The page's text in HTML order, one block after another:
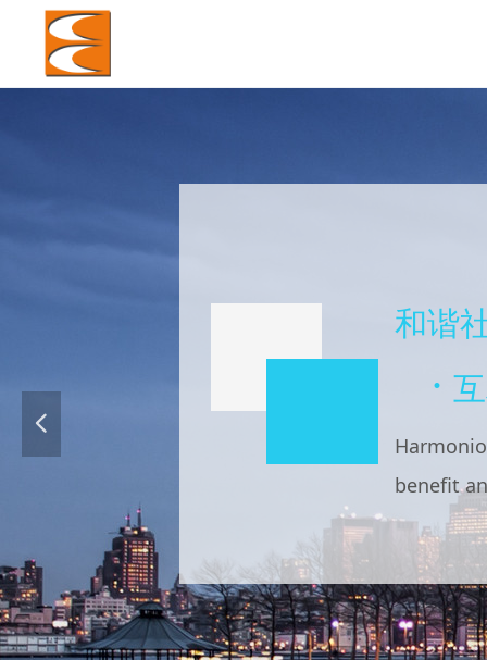
和谐
·
benefit
넳